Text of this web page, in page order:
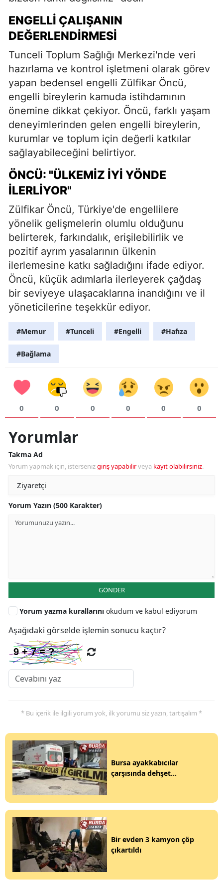
ENGELLI ÇALIŞANIN
DEĞERLENDIRMESI
Tunceli Toplum Sağlığı Merkezi'nde veri
hazırlama ve kontrol işletmeni olarak görev
yapan bedensel engelli Zülfikar Öncü,
engelli bireylerin kamuda istihdamının
önemine dikkat çekiyor. Öncü, farklı yaşam
deneyimlerinden gelen engelli bireylerin,
kurumlar ve toplum için değerli katkılar
sağlayabileceğini belirtiyor.
ÖNCÜ: "ÜLKEMIZ İYI YÖNDE
İLERLIYOR"
Zülfikar Öncü, Türkiye'de engellilere
yönelik gelişmelerin olumlu olduğunu
belirterek, farkındalık, erişilebilirlik ve
pozitif ayrım yasalarının ülkenin
ilerlemesine katkı sağladığını ifade ediyor.
Öncü, küçük adımlarla ilerleyerek çağdaş
bir seviyeye ulaşacaklarına inandığını ve il
yöneticilerine teşekkür ediyor.
#Memur #Tunceli #Engelli #Hafıza
#Bağlama
0 0 0 0 0 0
Yorumlar
Takma Ad
Yorum yapmak için, istersenizgiriş yapabilirveya kayıt olabilirsiniz.
Yorum Yazın (500 Karakter)
GÖNDER
Yorum yazma kurallarını okudum ve kabul ediyorum
Aşağıdaki görselde işlemin sonucu kaçtır?
* Bu içerik ile ilgili yorum yok, ilk yorumu siz yazın, tartışalım *
Bursa ayakkabıcılar
çarşısında dehşet...
Bir evden 3 kamyon çöp
çıkartıldı